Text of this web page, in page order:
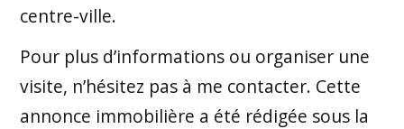
centre-ville.
Pour plus d’informations ou organiser une
visite, n’hésitez pas à me contacter. Cette
annonce immobilière a été rédigée sous la